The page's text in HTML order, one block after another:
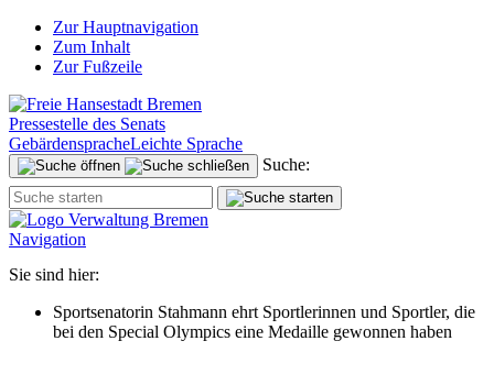
Zur Hauptnavigation
Zum Inhalt
Zur Fußzeile
Pressestelle des Senats
GebärdenspracheLeichte Sprache
Suche:
Navigation
Sie sind hier:
Sportsenatorin Stahmann ehrt Sportlerinnen und Sportler, die
bei den Special Olympics eine Medaille gewonnen haben